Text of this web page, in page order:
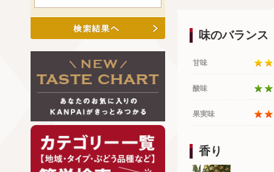
味のバランス
甘味
酸味
果実味
香り